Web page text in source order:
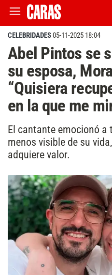
CELEBRIDADES05-11-2025 18:04
Abel Pintos se
su esposa,
“Quisiera
en la que me
El cantante emocionó a
menos visible de su
adquiere valor.